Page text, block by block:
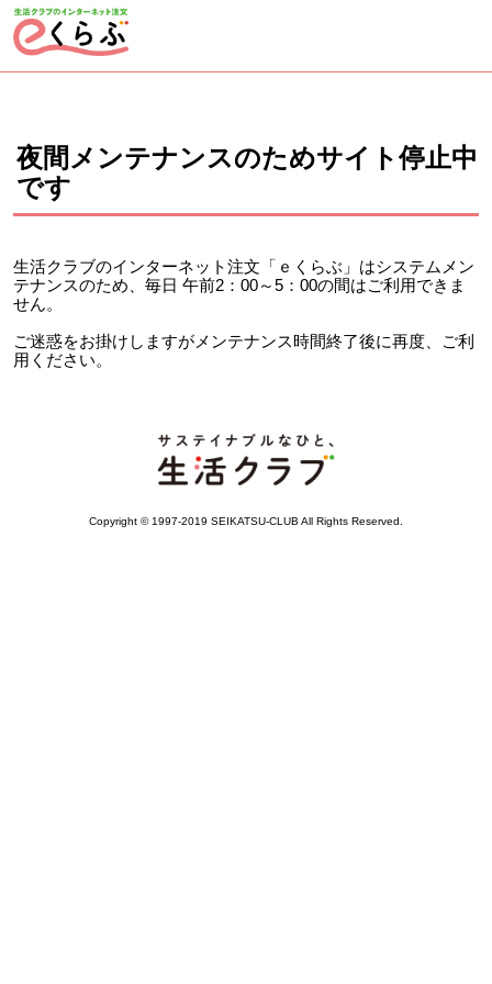
ページの先頭です。
夜間メンテナンスのためサイト停止中
です
生活クラブのインターネット注文「ｅくらぶ」はシステムメン
テナンスのため、毎日 午前2：00～5：00の間はご利用できま
せん。
ご迷惑をお掛けしますがメンテナンス時間終了後に再度、ご利
用ください。
Copyright © 1997-2019 SEIKATSU-CLUB All Rights Reserved.